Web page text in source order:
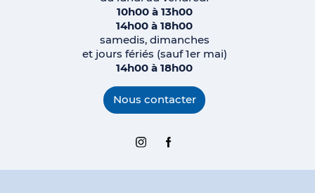
10h00 à 13h00
14h00 à 18h00
samedis, dimanches
et jours fériés (sauf 1er mai)
14h00 à 18h00
Nous contacter
InstagramFacebook